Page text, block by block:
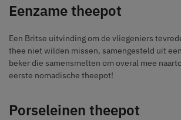
Eenzame theepot
Een Britse uitvinding om de vliegeniers
thee niet wilden missen, samengesteld uit
beker die samensmelten om overal mee
eerste nomadische theepot!
Porseleinen theepot